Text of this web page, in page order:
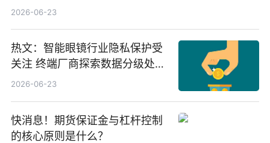
份，重仓股紫金矿业、洛阳钼
2026-06-23
热文：智能眼镜行业隐私保护受
关注 终端厂商探索数据分级处理
等方案
2026-06-23
快消息！期货保证金与杠杆控制
的核心原则是什么？